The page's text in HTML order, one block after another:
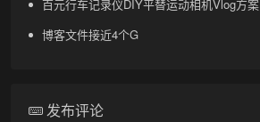
百元行车记录仪DIY平替运动相机Vlog方案
博客文件接近4个G
发布评论